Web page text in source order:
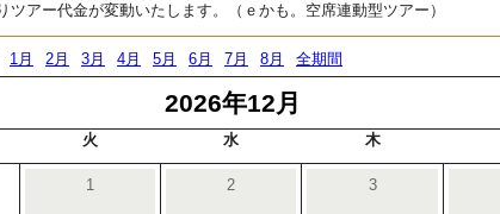
アー代金が変動いたします。（ｅかも。空席連動型ツアー）
1月 2月 3月 4月 5月 6月 7月 8月 全期間
2026年12月
火 水 木
1 2 3